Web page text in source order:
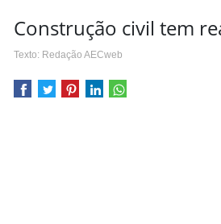
Construção civil tem
Texto: Redação AECweb